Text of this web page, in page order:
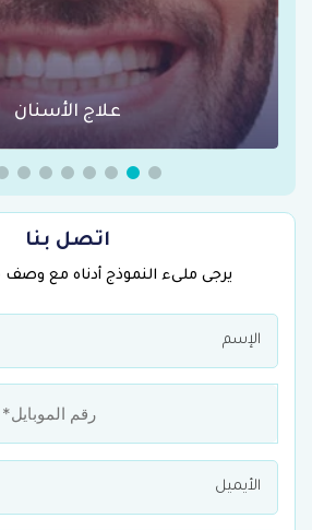
عمليات السمنة في
اتصل بنا
يرجى ملىء النموذج أدناه مع